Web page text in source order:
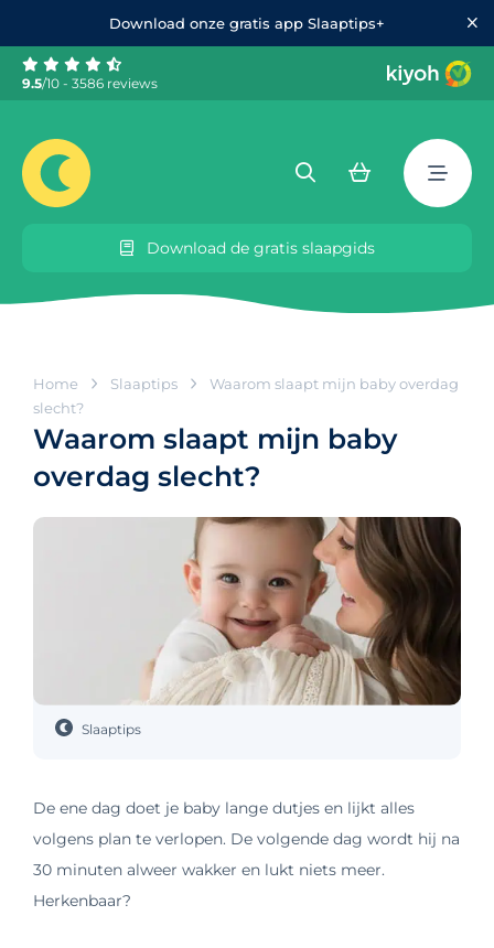
Download onze gratis app Slaaptips+
9.5/10 - 3586 reviews
Download de gratis slaapgids
Home Slaaptips
Waarom slaapt mijn baby overdag
slecht?
Waarom slaapt mijn baby
overdag slecht?
Slaaptips
De ene dag doet je baby lange dutjes en lijkt alles
volgens plan te verlopen. De volgende dag wordt hij na
30 minuten alweer wakker en lukt niets meer.
Herkenbaar?